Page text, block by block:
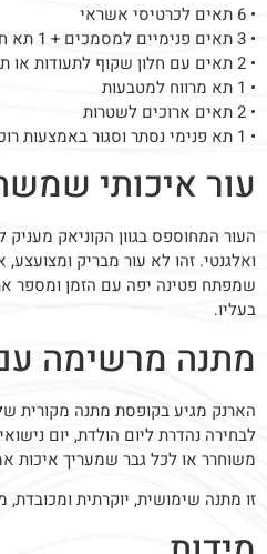
• 6 תאים לכרטיסי אשראי
• 3 תאים פנימיים למסמכים + 1 תא חיצוני מרווח לשליפה מהירה
• 2 תאים עם חלון שקוף לתעודות או תמונות
• 1 תא מרווח למטבעות
• 2 תאים ארוכים לשטרות
• 1 תא פנימי נסתר וסגור באמצעות רוכסן (מתאים גם לשטרות)
עור איכותי
העור המחוספס בגוון הקוניאק
ואלגנטי. זהו לא עור מבריק
שמפתח פטינה יפה עם הזמן ומספר
בעליו.
מתנה מרשימה
לבחירה נהדרת ליום הולדת, יום
משוחרר או לכל גבר שמעריך איכות
זו מתנה שימושית, יוקרתית